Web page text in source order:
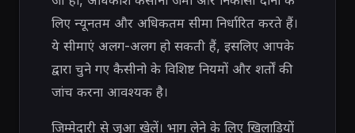
लिए न्यूनतम और अधिकतम सीमा निर्धारित करते हैं।
ये सीमाएं अलग-अलग हो सकती हैं, इसलिए आपके
द्वारा चुने गए कैसीनो के विशिष्ट नियमों और शर्तों की
जांच करना आवश्यक है।
जिम्मेदारी से जुआ खेलें। भाग लेने के लिए खिलाड़ियों